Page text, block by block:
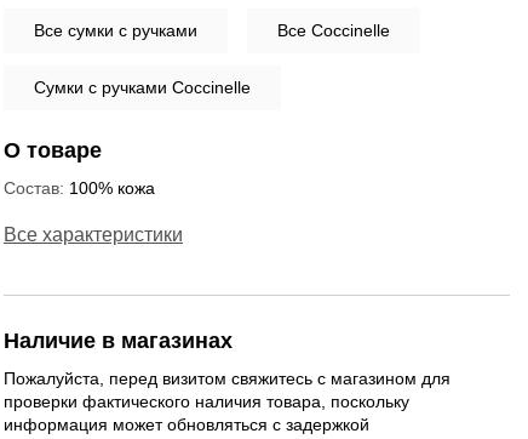
Все сумки с ручками Все Coccinelle
Сумки с ручками Coccinelle
О товаре
Состав: 100% кожа
Все характеристики
Наличие в магазинах
Пожалуйста, перед визитом свяжитесь с магазином для
проверки фактического наличия товара, поскольку
информация может обновляться с задержкой